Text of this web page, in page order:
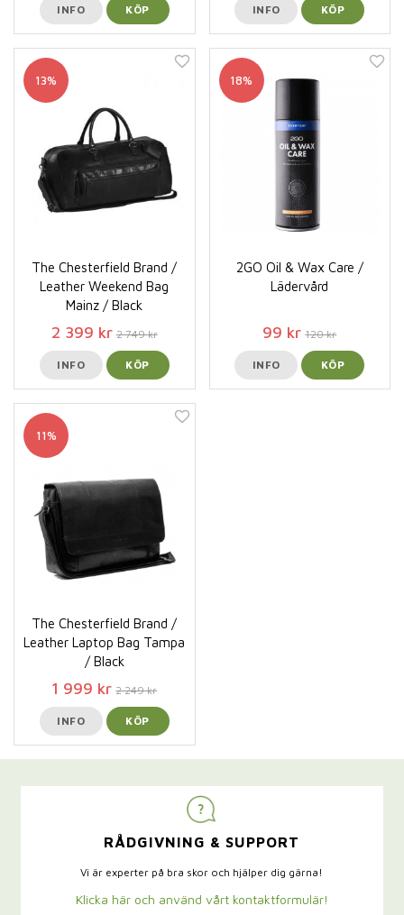
INFO KÖP INFO KÖP
13%
The Chesterfield Brand /
Leather Weekend Bag
Mainz / Black
2 399 kr 2 749 kr
INFO KÖP
18%
2GO Oil & Wax Care /
Lädervård
99 kr 120 kr
INFO KÖP
11%
The Chesterfield Brand /
Leather Laptop Bag Tampa
/ Black
1 999 kr 2 249 kr
INFO KÖP
RÅDGIVNING & SUPPORT
Vi är experter på bra skor och hjälper dig gärna!
Klicka här och använd vårt kontaktformulär!